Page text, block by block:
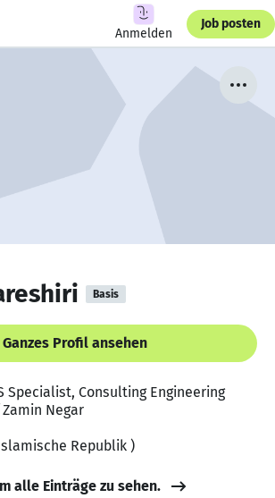
Anmelden
Job posten
Basis
Ganzes Profil ansehen
Specialist, Consulting Engineering
Negar
Republik )
alle Einträge zu sehen.